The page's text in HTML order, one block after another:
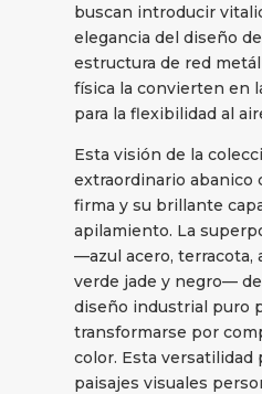
buscan introducir
elegancia del diseño
estructura de red
física la convierten en
para la flexibilidad al
Esta visión de la
extraordinario abanico
firma y su brillante
apilamiento. La
—azul acero, terracota,
verde jade y negro—
diseño industrial puro
transformarse por
color. Esta versatilidad
paisajes visuales